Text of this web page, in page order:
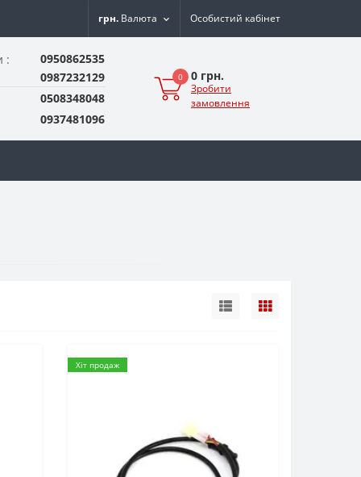
грн. Валюта Особистий кабінет
:
0950862535
0987232129
0508348048
0937481096
0 0 грн.
Зробити
замовлення
Хіт продаж